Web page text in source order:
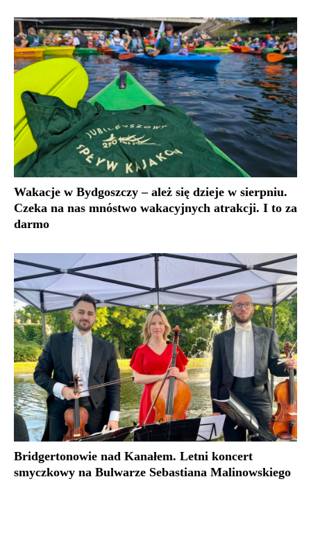
Wakacje w Bydgoszczy – ależ się dzieje w sierpniu.
Czeka na nas mnóstwo wakacyjnych atrakcji. I to za
darmo
Bridgertonowie nad Kanałem. Letni koncert
smyczkowy na Bulwarze Sebastiana Malinowskiego